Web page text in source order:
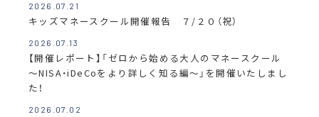
2026.07.21
キッズマネースクール開催報告 ７/２０（祝）
2026.07.13
【開催レポート】「ゼロから始める大人のマネースクール
～NISA・iDeCoをより詳しく知る編～」を開催いたしまし
た！
2026.07.02